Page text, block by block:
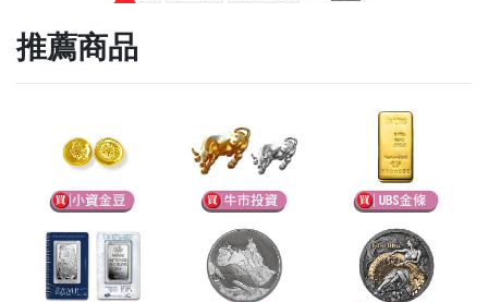
推薦商品